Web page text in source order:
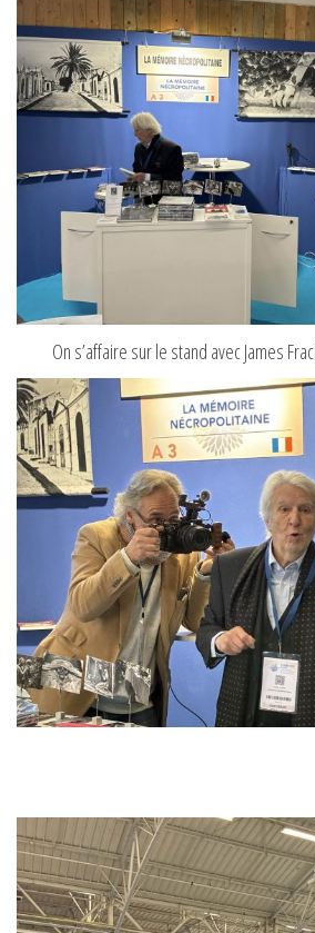
On s’affaire sur le stand avec James